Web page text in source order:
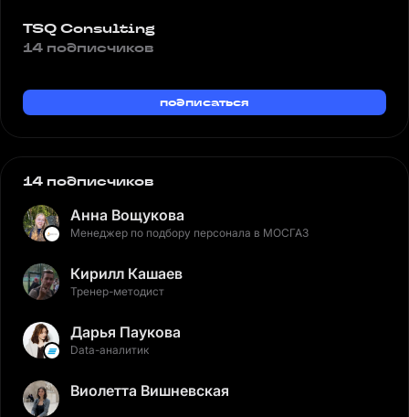
TSQ Consulting
14 подписчиков
подписаться
14 подписчиков
Анна Вощукова
Менеджер по подбору персонала в МОСГАЗ
Кирилл Кашаев
Тренер-методист
Дарья Паукова
Data-аналитик
Виолетта Вишневская